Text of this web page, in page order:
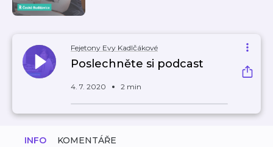
Fejetony Evy Kadlčákové
Poslechněte si podcast
4. 7. 2020 2 min
INFO KOMENTÁŘE